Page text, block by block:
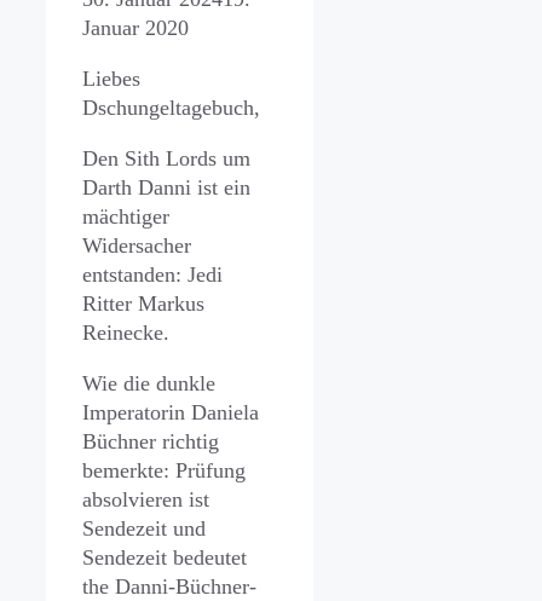
Januar 2020
Liebes
Dschungeltagebuch,
Den Sith Lords um
Darth Danni ist ein
mächtiger
Widersacher
entstanden: Jedi
Ritter Markus
Reinecke.
Wie die dunkle
Imperatorin Daniela
Büchner richtig
bemerkte: Prüfung
absolvieren ist
Sendezeit und
Sendezeit bedeutet
the Danni-Büchner-